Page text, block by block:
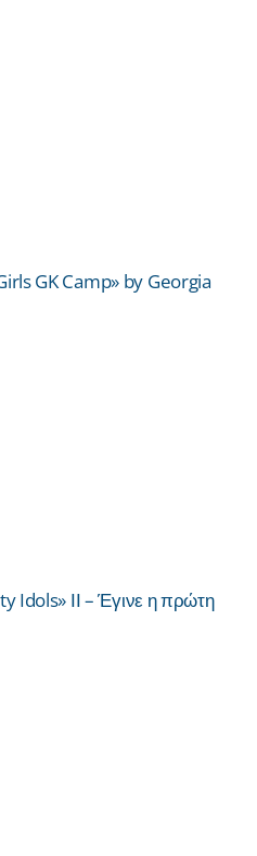
GK Camp» by Georgia
Idols» ΙΙ – Έγινε η πρώτη